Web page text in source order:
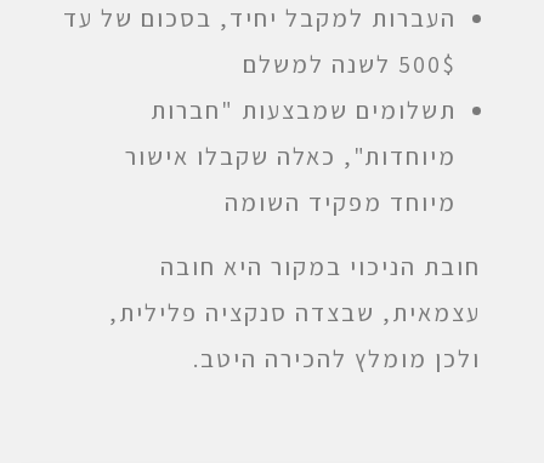
העברות למקבל יחיד, בסכום של עד
500$ לשנה למשלם
תשלומים שמבצעות "חברות
מיוחדות", כאלה שקבלו אישור
מיוחד מפקיד השומה
חובת הניכוי במקור היא חובה
עצמאית, שבצדה סנקציה פלילית,
ולכן מומלץ להכירה היטב.